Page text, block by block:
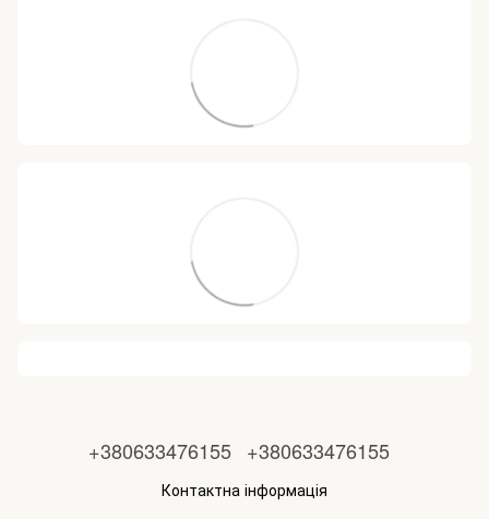
+380633476155 +380633476155
Контактна інформація